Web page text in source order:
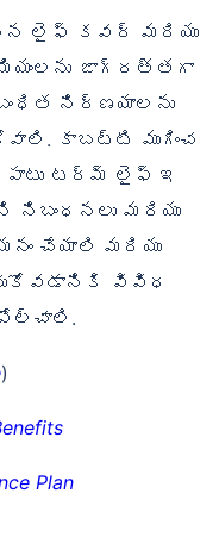
లైఫ్ కవర్ మరియు
జాగ్రత్తగా
నిర్ణయాలను
కాబట్టి ముగించ
పాటు టర్మ్ లైఫ్ ఇ
నిబంధనలు మరియు
చేయాలి మరియు
వివిధ
)
Plan